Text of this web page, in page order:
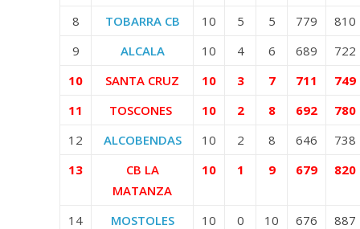
8
TOBARRA CB 10 5 5 779
810
9
ALCALA 10 4 6 689
722
10
SANTA CRUZ 10 3 7 711
749
11
TOSCONES 10 2 8 692
780
12
ALCOBENDAS 10 2 8 646
738
13
CB LA
MATANZA
10 1 9 679 820
14 MOSTOLES 10 0 10 676 887